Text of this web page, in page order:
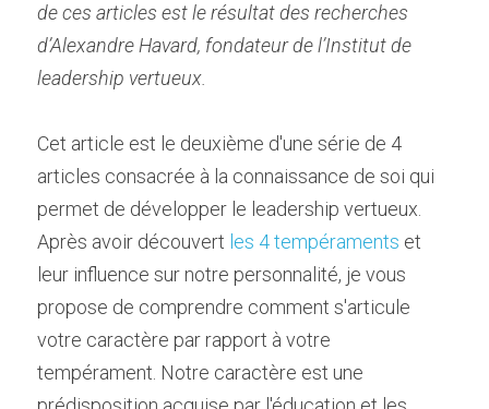
de ces articles est le résultat des recherches
d’Alexandre Havard, fondateur de l’Institut de
leadership vertueux.
Cet article est le deuxième d'une série de 4
articles consacrée à la connaissance de soi qui
permet de développer le leadership vertueux.
Après avoir découvert les 4 tempéraments et
leur influence sur notre personnalité, je vous
propose de comprendre comment s'articule
votre caractère par rapport à votre
tempérament. Notre caractère est une